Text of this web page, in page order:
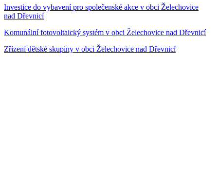
Investice do vybavení pro společenské akce v obci Želechovice
nad Dřevnicí
Komunální fotovoltaický systém v obci Želechovice nad Dřevnicí
Zřízení dětské skupiny v obci Želechovice nad Dřevnicí